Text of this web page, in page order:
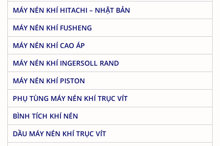
MÁY NÉN KHÍ HITACHI – NHẬT BẢN
MÁY NÉN KHÍ FUSHENG
MÁY NÉN KHÍ CAO ÁP
MÁY NÉN KHÍ INGERSOLL RAND
MÁY NÉN KHÍ PISTON
PHỤ TÙNG MÁY NÉN KHÍ TRỤC VÍT
BÌNH TÍCH KHÍ NÉN
DẦU MÁY NÉN KHÍ TRỤC VÍT